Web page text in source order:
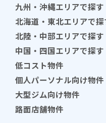
九州・沖縄エリアで探す
北海道・東北エリアで探
北陸・中部エリアで探す
中国・四国エリアで探す
低コスト物件
個人パーソナル向け物件
大型ジム向け物件
路面店舗物件